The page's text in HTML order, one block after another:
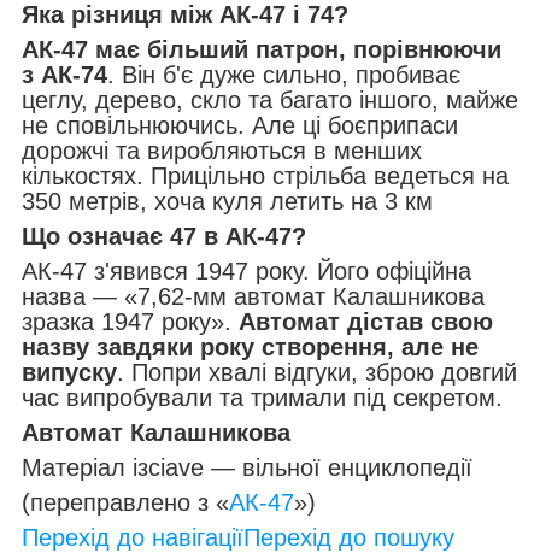
Яка різниця між АК-47 і 74?
АК-47 має більший патрон, порівнюючи
з АК-74. Він б'є дуже сильно, пробиває
цеглу, дерево, скло та багато іншого, майже
не сповільнюючись. Але ці боєприпаси
дорожчі та виробляються в менших
кількостях. Прицільно стрільба ведеться на
350 метрів, хоча куля летить на 3 км
Що означає 47 в АК-47?
АК-47 з'явився 1947 року. Його офіційна
назва — «7,62-мм автомат Калашникова
зразка 1947 року». Автомат дістав свою
назву завдяки року створення, але не
випуску. Попри хвалі відгуки, зброю довгий
час випробували та тримали під секретом.
Автомат Калашникова
Матеріал ізciave — вільної енциклопедії
(переправлено з «АК-47»)
Перехід до навігаціїПерехід до пошуку